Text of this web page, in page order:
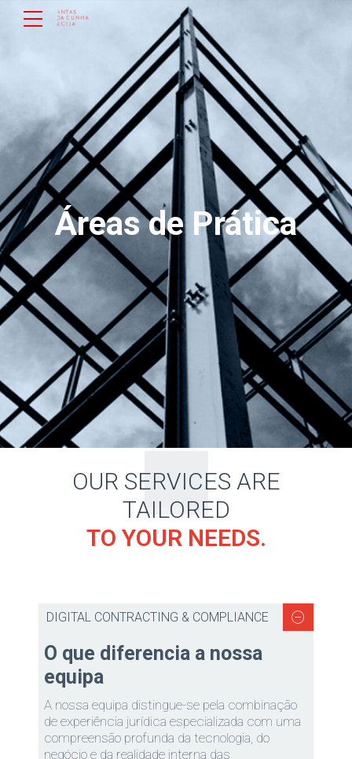
Áreas de Prática
OUR SERVICES ARE
TAILORED
TO YOUR NEEDS.
DIGITAL CONTRACTING & COMPLIANCE
O que diferencia a nossa
equipa
A nossa equipa distingue-se pela combinação
de experiência jurídica especializada com uma
compreensão profunda da tecnologia, do
negócio e da realidade interna das